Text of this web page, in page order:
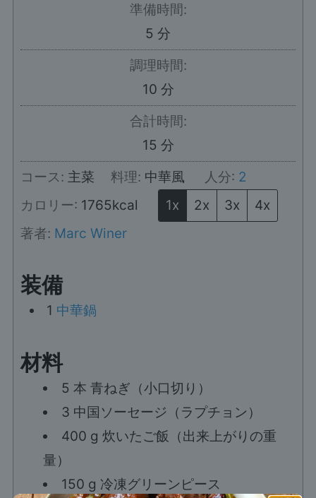
準備時間:
5 分
分
調理時間:
10分
分
合計時間:
15 分
分
コース: 主菜 料理: 中華風 人分: 2
カロリー: 1765kcal 1x 2x 3x
4x
著者: Marc Winer
装備
1 中華鍋
材料
5 本 青ねぎ（小口切り）
3 中国ソーセージ（ラプチョン）
400 g 炊いたご飯（出来上がりの重
量）
150 g 冷凍グリーンピース